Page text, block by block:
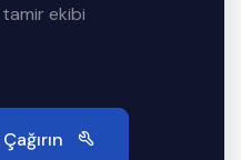
tamir ekibi